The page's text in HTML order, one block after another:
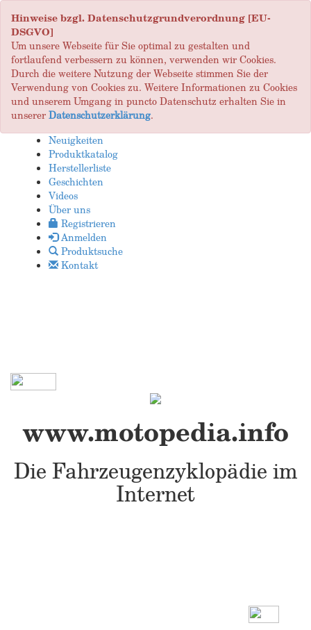
Hinweise bzgl. Datenschutzgrundverordnung [EU-
DSGVO]
Um unsere Webseite für Sie optimal zu gestalten und
fortlaufend verbessern zu können, verwenden wir Cookies.
Durch die weitere Nutzung der Webseite stimmen Sie der
Verwendung von Cookies zu. Weitere Informationen zu Cookies
und unserem Umgang in puncto Datenschutz erhalten Sie in
unsererDatenschutzerklärung.
Neuigkeiten
Produktkatalog
Herstellerliste
Geschichten
Videos
Über uns
Registrieren
Anmelden
Produktsuche
Kontakt
www.motopedia.info
Die Fahrzeugenzyklopädie im
Internet